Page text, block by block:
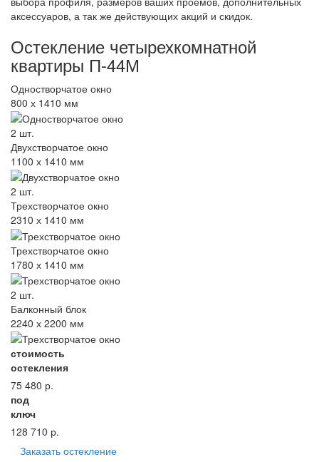
аксессуаров, а так же действующих акций и скидок.
Остекление четырехкомнатной
квартиры П-44М
Одностворчатое окно
800 х 1410 мм
2 шт.
Двухстворчатое окно
1100 х 1410 мм
2 шт.
Трехстворчатое окно
2310 х 1410 мм
Трехстворчатое окно
1780 х 1410 мм
2 шт.
Балконный блок
2240 х 2200 мм
стоимость
остекления
75 480 р.
под
ключ
128 710 р.
Заказать остекление